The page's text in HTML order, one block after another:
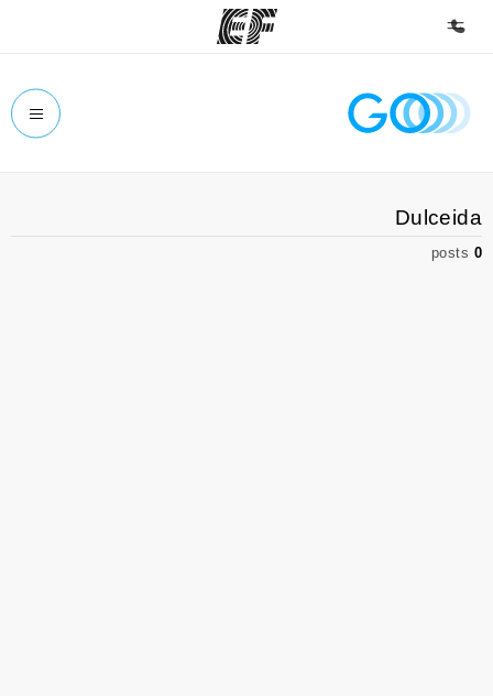
الصفحة الرئيسية
شاهد كل ما نقوم به
مكاتب
Dulceida
0
posts